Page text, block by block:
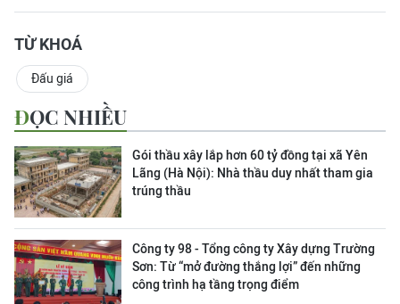
TỪ KHOÁ
Đấu giá
ĐỌC NHIỀU
Gói thầu xây lắp hơn 60 tỷ đồng tại xã Yên
Lãng (Hà Nội): Nhà thầu duy nhất tham gia
trúng thầu
Công ty 98 - Tổng công ty Xây dựng Trường
Sơn: Từ “mở đường thắng lợi” đến những
công trình hạ tầng trọng điểm